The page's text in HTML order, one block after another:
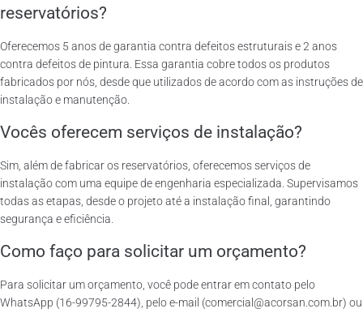
reservatórios?
Oferecemos 5 anos de garantia contra defeitos estruturais e 2 anos
contra defeitos de pintura. Essa garantia cobre todos os produtos
fabricados por nós, desde que utilizados de acordo com as instruções de
instalação e manutenção.
Vocês oferecem serviços de instalação?
Sim, além de fabricar os reservatórios, oferecemos serviços de
instalação com uma equipe de engenharia especializada. Supervisamos
todas as etapas, desde o projeto até a instalação final, garantindo
segurança e eficiência.
Como faço para solicitar um orçamento?
Para solicitar um orçamento, você pode entrar em contato pelo
WhatsApp (16-99795-2844), pelo e-mail (comercial@acorsan.com.br) ou